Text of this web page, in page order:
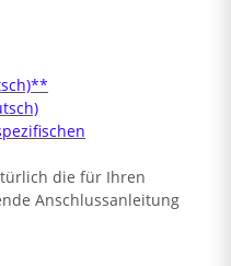
die für Ihren
Anschlussanleitung